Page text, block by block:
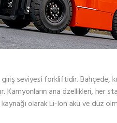
seviyesi forkliftidir. Bahçede,
Kamyonların ana özellikleri, her
olarak Li-Ion akü ve düz